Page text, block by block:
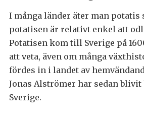
I många länder äter man
potatisen är relativt enkel att
Potatisen kom till Sverige på
att veta, även om många
fördes in i landet av
Jonas Alströmer har sedan
Sverige.